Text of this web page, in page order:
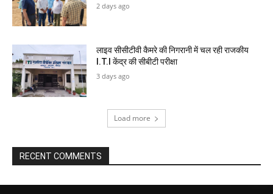
2 days ago
लाइव सीसीटीवी कैमरे की निगरानी में चल रही राजकीय
I.T.I केंद्र की सीबीटी परीक्षा
3 days ago
Load more
RECENT COMMENTS